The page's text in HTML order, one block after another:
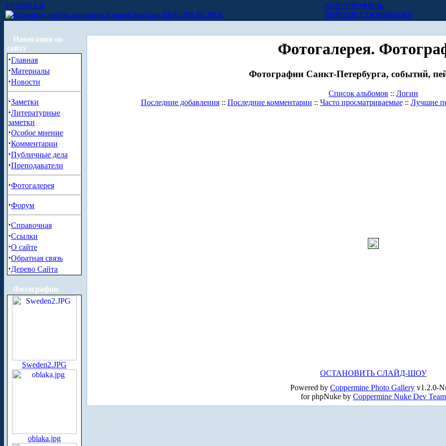
ГЛАВНАЯ
МЫСЛИ ВСЛУХ
ВАШ ПРОФИЛЬ
ЛИЧНЫЕ СООБЩЕНИЯ
Навигация по
сайту
·Главная
·Материалы
·Новости
·Заметки
·Литературные
заметки
·Особое мнение
·Комментарии
·Публичные дела
·Преподаватели
·Фотогалерея
·Форум
·Справочная
·Ссылки
·О сайте
·Обратная связь
·Дерево Сайта
Фотографии
Sweden2.JPG
oblaka.jpg
Фотогалерея.
Фотографии Санкт-Петербурга, событий,
Список альбомов :: Логин
Последние добавления:: Последние комментарии :: Часто просматриваемые:: Лучшие
ОСТАНОВИТЬ СЛАЙД-ШОУ
Powered by Coppermine Photo Gallery v1.2.0-
for phpNuke by Coppermine Nuke Dev Team